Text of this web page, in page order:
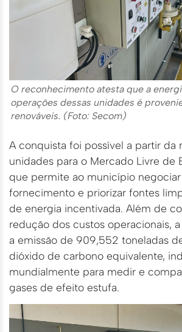
O reconhecimento atesta que a
operações dessas unidades é
renováveis. (Foto: Secom)
A conquista foi possível a partir da
unidades para o Mercado Livre de
que permite ao município
fornecimento e priorizar fontes
de energia incentivada. Além de
redução dos custos operacionais,
a emissão de 909,552 toneladas
dióxido de carbono equivalente,
mundialmente para medir e
gases de efeito estufa.